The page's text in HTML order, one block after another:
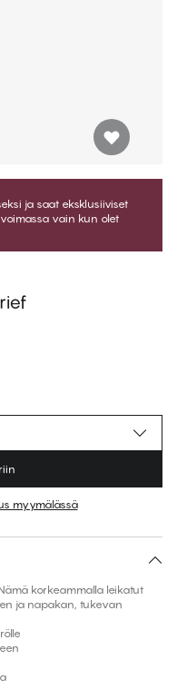
ja saat eksklusiiviset
vain kun olet
myymälässä
korkeammalla leikatut
ja napakan, tukevan